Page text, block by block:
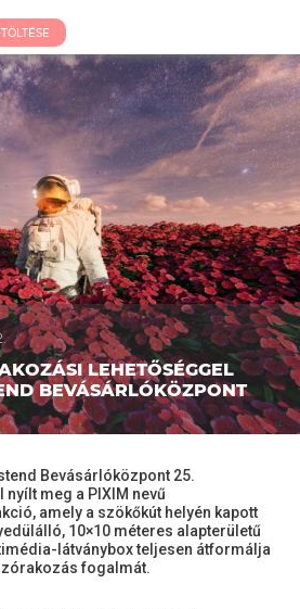
LEHETŐSÉGGEL
BEVÁSÁRLÓKÖZPONT
Bevásárlóközpont 25.
meg a PIXIM nevű
amely a szökőkút helyén kapott
10×10 méteres alapterületű
látványbox teljesen átformálja
fogalmát.